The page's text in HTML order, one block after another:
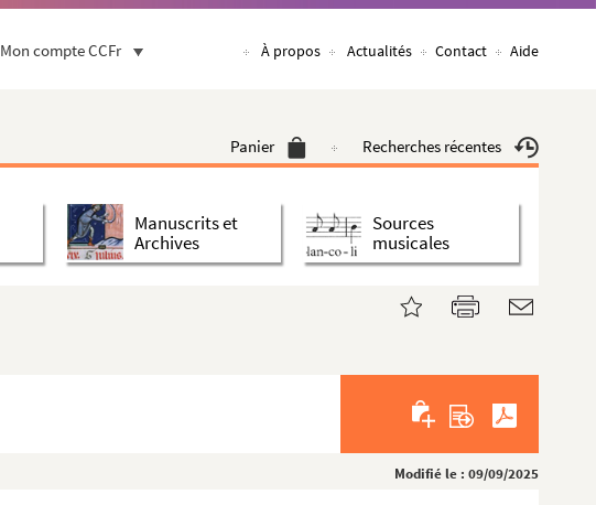
Mon compte CCFr À propos Actualités Contact Aide
Panier Recherches récentes
Manuscrits et
Archives
Sources
musicales
Modifié le : 09/09/2025